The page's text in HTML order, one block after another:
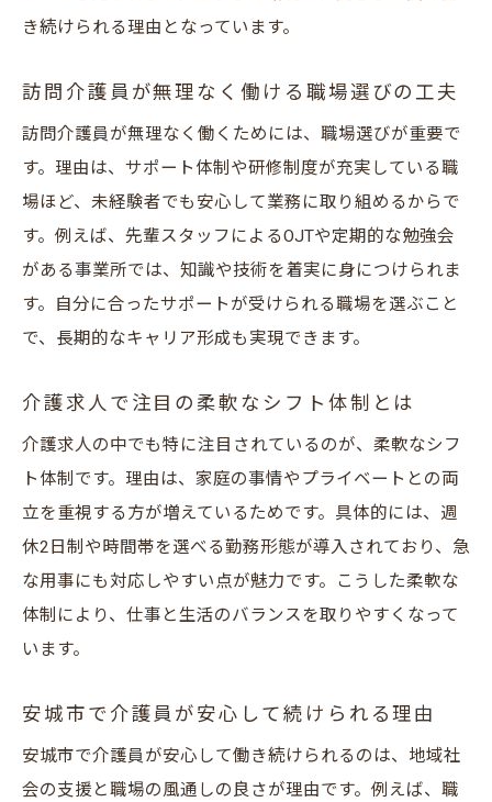
き続けられる理由となっています。
訪問介護員が無理なく働ける職場選びの工夫
訪問介護員が無理なく働くためには、職場選びが重要で
す。理由は、サポート体制や研修制度が充実している職
場ほど、未経験者でも安心して業務に取り組めるからで
す。例えば、先輩スタッフによるOJTや定期的な勉強会
がある事業所では、知識や技術を着実に身につけられま
す。自分に合ったサポートが受けられる職場を選ぶこと
で、長期的なキャリア形成も実現できます。
介護求人で注目の柔軟なシフト体制とは
介護求人の中でも特に注目されているのが、柔軟なシフ
ト体制です。理由は、家庭の事情やプライベートとの両
立を重視する方が増えているためです。具体的には、週
休2日制や時間帯を選べる勤務形態が導入されており、急
な用事にも対応しやすい点が魅力です。こうした柔軟な
体制により、仕事と生活のバランスを取りやすくなって
います。
安城市で介護員が安心して続けられる理由
安城市で介護員が安心して働き続けられるのは、地域社
会の支援と職場の風通しの良さが理由です。例えば、職